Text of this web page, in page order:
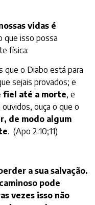
vidas é
que isso possa
física:
que o Diabo está para
sejais provados; e
fiel até a morte, e
ouça o que o
de modo algum
. (Apo 2:10;11)
a sua salvação.
pode
vezes isso não